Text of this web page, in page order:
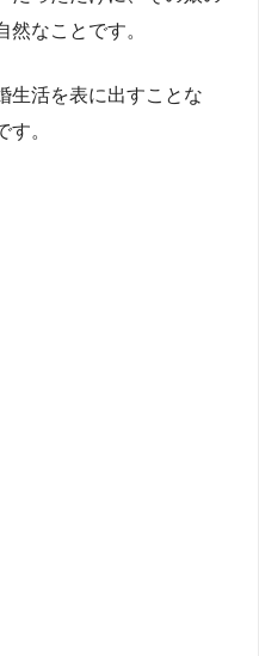
なことです。
生活を表に出すことな
。